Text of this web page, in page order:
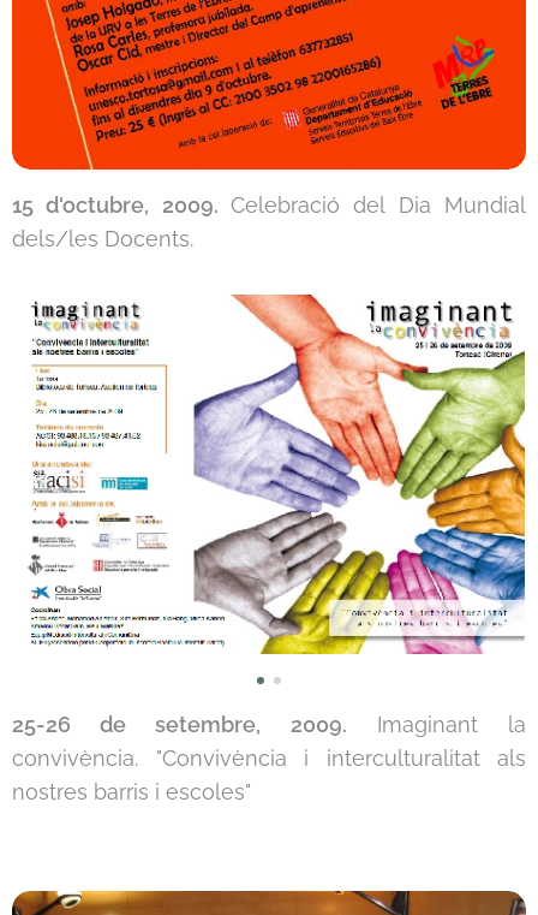
15 d'octubre, 2009. Celebració del Dia Mundial
dels/les Docents.
25-26 de setembre, 2009. Imaginant la
convivència. "Convivència i interculturalitat als
nostres barris i escoles"